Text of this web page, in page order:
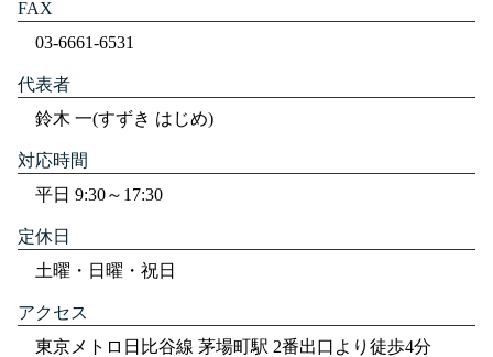
FAX
03-6661-6531
代表者
鈴木 一(すずき はじめ)
対応時間
平日 9:30～17:30
定休日
土曜・日曜・祝日
アクセス
東京メトロ日比谷線 茅場町駅 2番出口より徒歩4分